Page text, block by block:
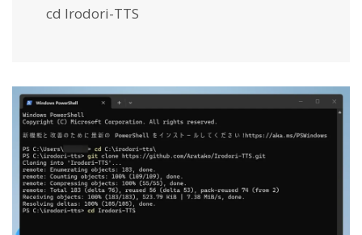
cd Irodori-TTS